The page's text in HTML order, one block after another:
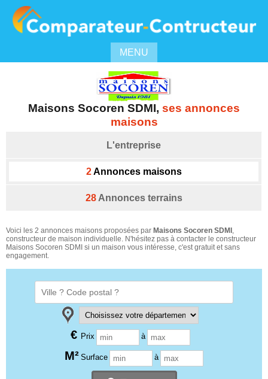
MENU
Maisons Socoren SDMI, ses annonces
maisons
L'entreprise
2Annonces maisons
28Annonces terrains
Voici les 2 annonces maisons proposées par Maisons Socoren SDMI,
constructeur de maison individuelle. N'hésitez pas à contacter le constructeur
Maisons Socoren SDMI si un maison vous intéresse, c'est gratuit et sans
engagement.
€ Prix à
M² Surface à